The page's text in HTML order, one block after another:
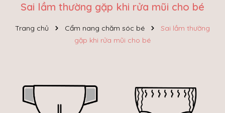
Sai lầm thường gặp khi rửa mũi cho bé
Trang chủ Cẩm nang chăm sóc bé
Sai lầm thường
gặp khi rửa mũi cho bé